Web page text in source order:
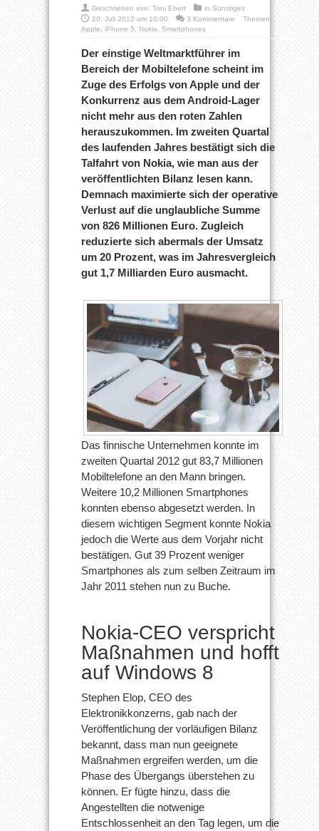
Geschrieben von: Toni Ebert in Sonstiges
20. Juli 2012 um 10:00
3 Kommentare
Themen:
Apple
iPhone 5 Nokia Smartphones
Der einstige Weltmarktführer im
Bereich der Mobiltelefone scheint im
Zuge des Erfolgs von Apple und der
Konkurrenz aus dem Android-Lager
nicht mehr aus den roten Zahlen
herauszukommen. Im zweiten Quartal
des laufenden Jahres bestätigt sich die
Talfahrt von Nokia, wie man aus der
veröffentlichten Bilanz lesen kann.
Demnach maximierte sich der operative
Verlust auf die unglaubliche Summe
von 826 Millionen Euro. Zugleich
reduzierte sich abermals der Umsatz
um 20 Prozent, was im Jahresvergleich
gut 1,7 Milliarden Euro ausmacht.
Das finnische Unternehmen konnte im
zweiten Quartal 2012 gut 83,7 Millionen
Mobiltelefone an den Mann bringen.
Weitere 10,2 Millionen Smartphones
konnten ebenso abgesetzt werden. In
diesem wichtigen Segment konnte Nokia
jedoch die Werte aus dem Vorjahr nicht
bestätigen. Gut 39 Prozent weniger
Smartphones als zum selben Zeitraum im
Jahr 2011 stehen nun zu Buche.
Nokia-CEO verspricht
Maßnahmen und hofft
auf Windows 8
Stephen Elop, CEO des
Elektronikkonzerns, gab nach der
Veröffentlichung der vorläufigen Bilanz
bekannt, dass man nun geeignete
Maßnahmen ergreifen werden, um die
Phase des Übergangs überstehen zu
können. Er fügte hinzu, dass die
Angestellten die notwenige
Entschlossenheit an den Tag legen, um die